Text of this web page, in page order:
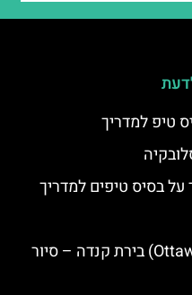
טיפ למדריך
על בסיס טיפים למדריך
סיורים חינמיים באוטוואה (Ottawa) בירת קנדה – סיור